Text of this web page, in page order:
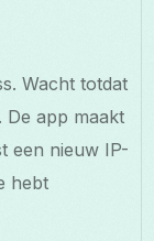
Wacht totdat
De app maakt
een nieuw IP-
hebt